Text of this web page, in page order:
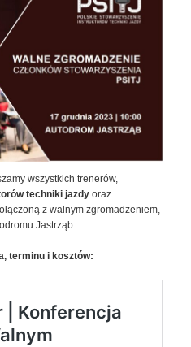
wszystkich trenerów,
techniki jazdy oraz
z walnym zgromadzeniem,
Jastrząb.
terminu i kosztów: